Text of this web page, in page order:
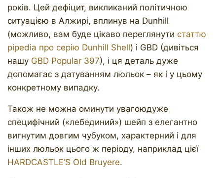
років. Цей дефіцит, викликаний політичною
ситуацією в Алжирі, вплинув на Dunhill
(можливо, вам буде цікаво переглянути статтю
pipedia про серію Dunhill Shell) і GBD (дивіться
нашу GBD Popular 397), і ця деталь дуже
допомагає з датуванням люльок – як і у цьому
конкретному випадку.
Також не можна оминути увагоюдуже
специфічний («лебединий») шейп з елегантно
вигнутим довгим чубуком, характерний і для
інших люльок цього ж періоду, наприклад цієї
HARDCASTLE’S Old Bruyere.